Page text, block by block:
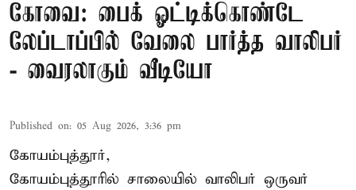
கோவை: பைக் ஓட்டிக்கொண்டே
லேப்டாப்பில் வேலை பார்த்த வாலிபர்
- வைரலாகும் வீடியோ
Published on: 05 Aug 2026, 3:36 pm
கோயம்புத்தூர்,
கோயம்புத்தூரில் சாலையில் வாலிபர் ஒருவர்